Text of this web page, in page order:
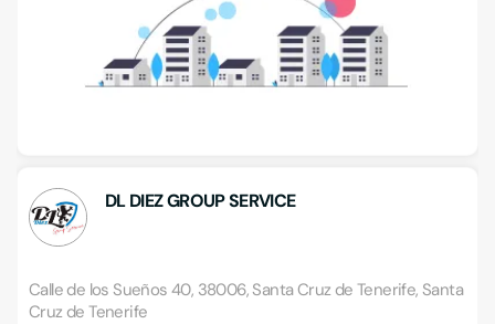
DL DIEZ GROUP SERVICE
Calle de los Sueños 40, 38006, Santa Cruz de Tenerife, Santa
Cruz de Tenerife